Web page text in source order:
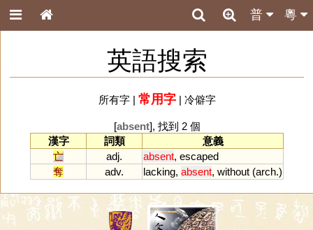
粵
普
英語搜索
所有字| 常用字| 冷僻字
[absent], 找到 2 個
漢字
詞類
意義
亡
adj. absent, escaped
奪
adv. lacking, absent, without (arch.)